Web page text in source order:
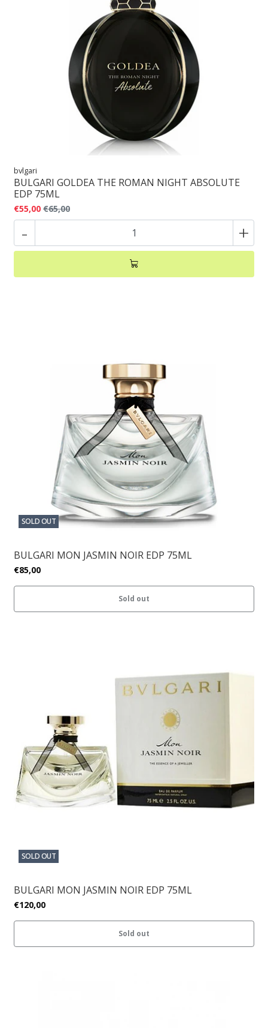
bvlgari
BULGARI GOLDEA THE ROMAN NIGHT ABSOLUTE
EDP 75ML
€55,00 €65,00
- +
SOLD OUT
BULGARI MON JASMIN NOIR EDP 75ML
€85,00
Sold out
SOLD OUT
BULGARI MON JASMIN NOIR EDP 75ML
€120,00
Sold out